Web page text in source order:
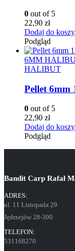
0 out of 5
22,90 zł
Dodaj do
Podgląd
6MM
HALIBUT
Pellet
0 out of 5
22,90 zł
Dodaj do
Podgląd
Bandit Carp Rafał
ADRES:
ul. 11 Listopada 29
Jędrzejów 28-300
TELEFON:
531168270